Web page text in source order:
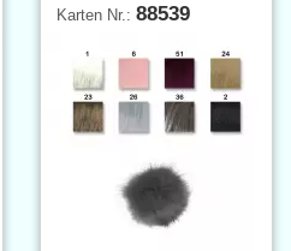
Karten Nr.: 88539